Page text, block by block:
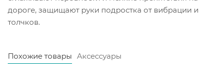
дороге, защищают руки подростка от вибрации и
толчков.
Похожие товары Аксессуары